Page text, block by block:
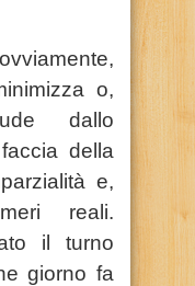
o,
dallo
della
e,
reali.
il turno
giorno fa